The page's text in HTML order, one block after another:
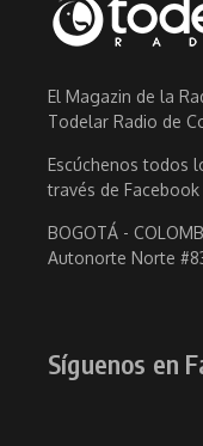
El Magazin de la
Todelar Radio de
Escúchenos todos
través de Facebook
BOGOTÁ -
Autonorte Norte
Síguenos en